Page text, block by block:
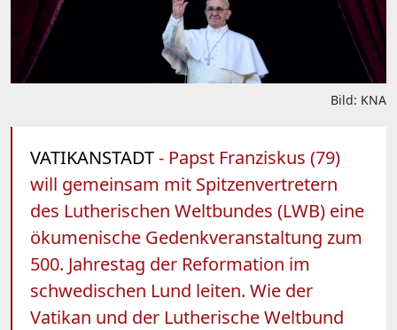
Bild: KNA
VATIKANSTADT- Papst Franziskus (79)
will gemeinsam mit Spitzenvertretern
des Lutherischen Weltbundes (LWB) eine
ökumenische Gedenkveranstaltung zum
500. Jahrestag der Reformation im
schwedischen Lund leiten. Wie der
Vatikan und der Lutherische Weltbund